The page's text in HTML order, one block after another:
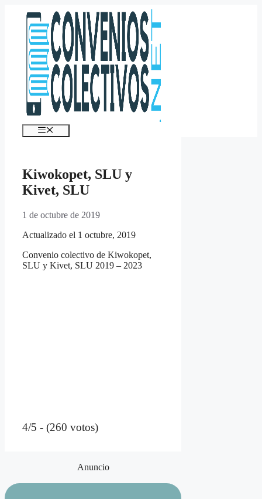
contenido
Menú
Kiwokopet, SLU y
Kivet, SLU
1 de octubre de 2019
Actualizado el 1 octubre, 2019
Convenio colectivo de Kiwokopet,
SLU y Kivet, SLU 2019 – 2023
4/5 - (260 votos)
Anuncio